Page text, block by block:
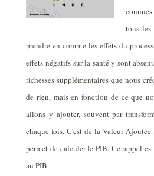
tous les
prendre en compte les effets du
effets négatifs sur la santé y sont
richesses supplémentaires que nous
de rien, mais en fonction de ce que
allons y ajouter, souvent par
chaque fois. C'est de la Valeur
permet de calculer le PIB. Ce rappel
au PIB.